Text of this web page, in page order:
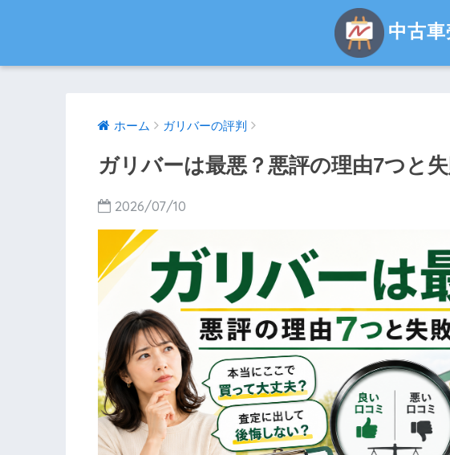
中古
ホーム ガリバーの評判
ガリバーは最悪？悪評の理由7つと
2026/07/10